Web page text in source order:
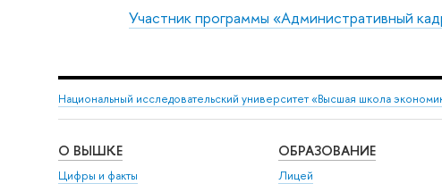
Участник программы «Административный
Национальный исследовательский университет «Высшая школа
О ВЫШКЕ
Цифры и факты
ОБРАЗОВАНИЕ
Лицей